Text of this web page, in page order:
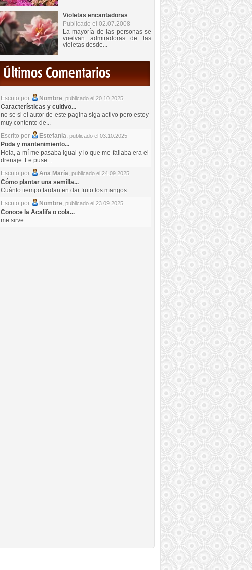
Violetas encantadoras
Publicado el 02.07.2008
La mayoría de las personas se
vuelvan admiradoras de las
violetas desde...
Últimos Comentarios
Escrito por Nombre, publicado el 20.10.2025
Características y cultivo...
no se si el autor de este pagina siga activo pero estoy
muy contento de...
Escrito por
Estefania, publicado el 03.10.2025
Poda y mantenimiento...
Hola, a mí me pasaba igual y lo que me fallaba era el
drenaje. Le puse...
Escrito por
Ana María, publicado el 24.09.2025
Cómo plantar una semilla...
Cuánto tiempo tardan en dar fruto los mangos.
Escrito por
Nombre, publicado el 23.09.2025
Conoce la Acalifa o cola...
me sirve